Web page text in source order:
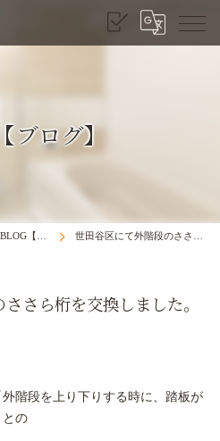
ブログ】
BLOG【ブログ】 世田谷区にて外階段のささら桁を交換しました。
さら桁を交換しました。
階段を上り下りする時に、踏板が
との